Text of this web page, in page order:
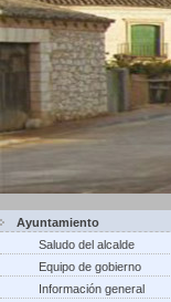
Ayuntamiento
Saludo del alcalde
Equipo de gobierno
Información general